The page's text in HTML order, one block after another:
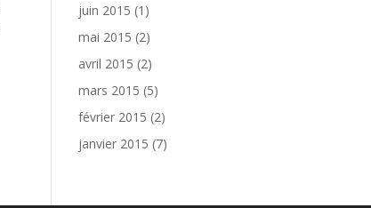
juin 2015 (1)
mai 2015 (2)
avril 2015 (2)
mars 2015 (5)
février 2015 (2)
janvier 2015 (7)